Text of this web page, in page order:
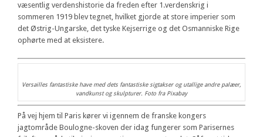
væsentlig verdenshistorie da freden efter 1.verdenskrig i
sommeren 1919 blev tegnet, hvilket gjorde at store imperier som
det Østrig-Ungarske, det tyske Kejserrige og det Osmanniske Rige
ophørte med at eksistere.
Versailles fantastiske have med dets fantastiske sigtakser og utallige andre palæer,
vandkunst og skulpturer. Foto fra Pixabay
På vej hjem til Paris kører vi igennem de franske kongers
jagtområde Boulogne-skoven der idag fungerer som Parisernes